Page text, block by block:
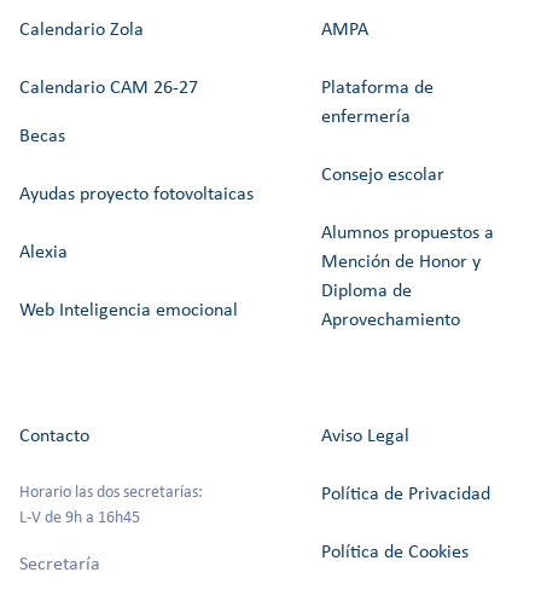
Calendario Zola
Calendario CAM 26-27
Becas
Ayudas proyecto fotovoltaicas
Alexia
Web Inteligencia emocional
AMPA
Plataforma de
enfermería
Consejo escolar
Alumnos propuestos a
Mención de Honor y
Diploma de
Aprovechamiento
Contacto
Horario las dos secretarías:
L-V de 9h a 16h45
Secretaría
Aviso Legal
Política de Privacidad
Política de Cookies